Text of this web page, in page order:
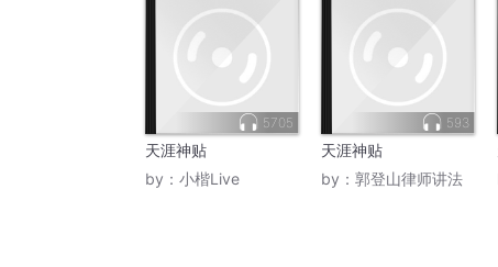
5705
天涯神贴
by： 小楷Live
593
天涯神贴
by： 郭登山律师讲法